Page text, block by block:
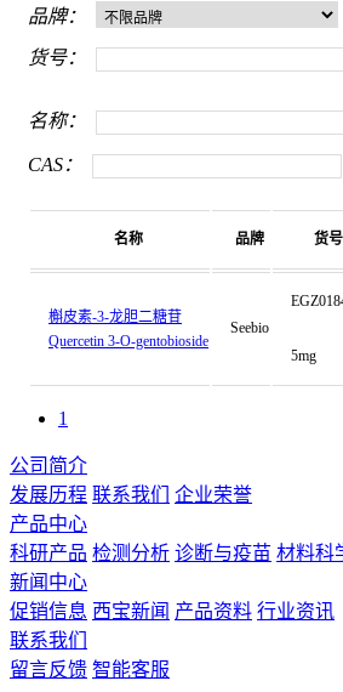
品牌：
货号：
名称：
CAS：
名称 品牌 货号
槲皮素-3-龙胆二糖苷
Quercetin 3-O-gentobioside
Seebio
5mg
1
公司简介
发展历程 联系我们
企业荣誉
产品中心
科研产品 检测分析 诊断与疫苗 材料科
新闻中心
促销信息 西宝新闻 产品资料 行业资讯
联系我们
留言反馈 智能客服